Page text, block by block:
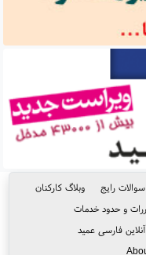
سوالات رایج
وبلاگ کارکنان
و حدود خدمات
فارسی عمید